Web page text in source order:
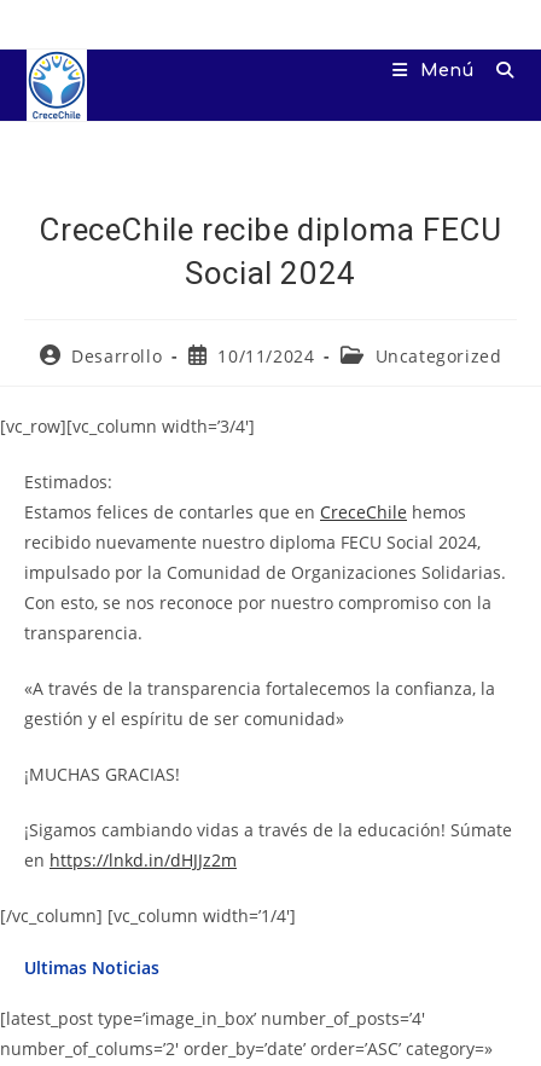
al
contenido
Menú
CreceChile recibe diploma FECU
Social 2024
Autor
entrada:
Desarrollo
Publicación
entrada:
10/11/2024
Categoría
Uncategorized
[vc_row][vc_column width=’3/4′]
Estimados:
Estamos felices de contarles que en CreceChile hemos
recibido nuevamente nuestro diploma FECU Social 2024,
impulsado por la Comunidad de Organizaciones Solidarias.
Con esto, se nos reconoce por nuestro compromiso con la
transparencia.
«A través de la transparencia fortalecemos la confianza, la
gestión y el espíritu de ser comunidad»
¡MUCHAS GRACIAS!
¡Sigamos cambiando vidas a través de la educación! Súmate
en https://lnkd.in/dHJJz2m
[/vc_column] [vc_column width=’1/4′]
Ultimas Noticias
[latest_post type=’image_in_box’ number_of_posts=’4′
number_of_colums=’2′ order_by=’date’ order=’ASC’ category=»